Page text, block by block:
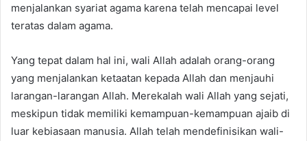
menjalankan syariat agama karena telah mencapai level
teratas dalam agama.
Yang tepat dalam hal ini, wali Allah adalah orang-orang
yang menjalankan ketaatan kepada Allah dan menjauhi
larangan-larangan Allah. Merekalah wali Allah yang sejati,
meskipun tidak memiliki kemampuan-kemampuan ajaib di
luar kebiasaan manusia. Allah telah mendefinisikan wali-